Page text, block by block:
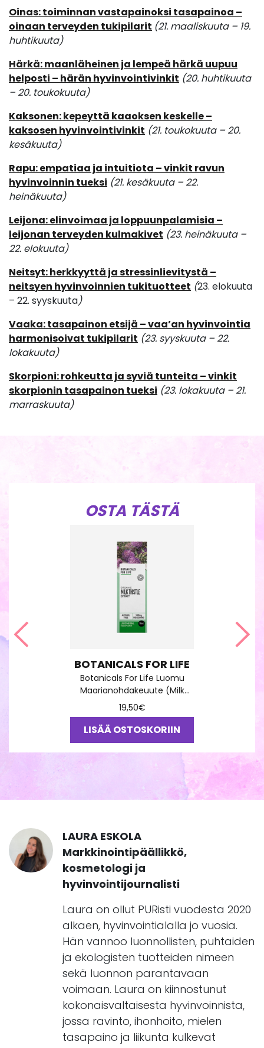
Oinas: toiminnan vastapainoksi tasapainoa –
oinaan terveyden tukipilarit (21. maaliskuuta – 19.
huhtikuuta)
Härkä: maanläheinen ja lempeä härkä uupuu
helposti – härän hyvinvointivinkit (20. huhtikuuta
– 20. toukokuuta)
Kaksonen: kepeyttä kaaoksen keskelle –
kaksosen hyvinvointivinkit (21. toukokuuta – 20.
kesäkuuta)
Rapu: empatiaa ja intuitiota – vinkit ravun
hyvinvoinnin tueksi (21. kesäkuuta – 22.
heinäkuuta)
Leijona: elinvoimaa ja loppuunpalamisia –
leijonan terveyden kulmakivet (23. heinäkuuta –
22. elokuuta)
Neitsyt: herkkyyttä ja stressinlievitystä –
neitsyen hyvinvoinnien tukituotteet (23. elokuuta
– 22. syyskuuta)
Vaaka: tasapainon etsijä – vaa’an hyvinvointia
harmonisoivat tukipilarit (23. syyskuuta – 22.
lokakuuta)
Skorpioni: rohkeutta ja syviä tunteita – vinkit
skorpionin tasapainon tueksi (23. lokakuuta – 21.
marraskuuta)
OSTA TÄSTÄ
BOTANICALS FOR LIFE
Botanicals For Life Luomu
Maarianohdakeuute (Milk
Thistle) 50ml
19,50€
LISÄÄ OSTOSKORIIN
Edellinen
LAURA ESKOLA
Markkinointipäällikkö,
kosmetologi ja
hyvinvointijournalisti
Laura on ollut PURisti vuodesta 2020
alkaen, hyvinvointialalla jo vuosia.
Hän vannoo luonnollisten, puhtaiden
ja ekologisten tuotteiden nimeen
sekä luonnon parantavaan
voimaan. Laura on kiinnostunut
kokonaisvaltaisesta hyvinvoinnista,
jossa ravinto, ihonhoito, mielen
tasapaino ja liikunta kulkevat